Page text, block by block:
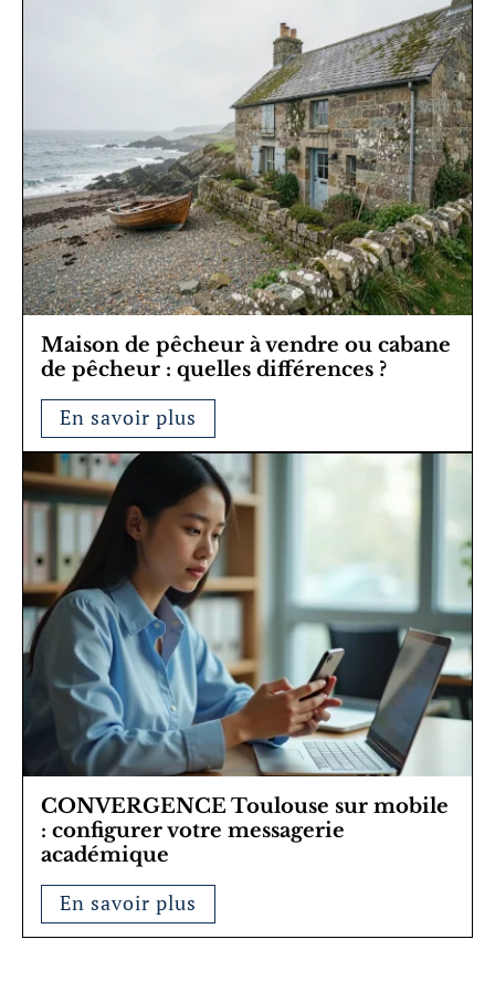
Maison de pêcheur à vendre ou cabane
de pêcheur : quelles différences ?
En savoir plus
CONVERGENCE Toulouse sur mobile
: configurer votre messagerie
académique
En savoir plus